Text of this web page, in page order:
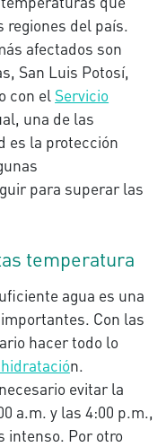
regiones del país.
afectados son
San Luis Potosí,
con el Servicio
una de las
es la protección
para superar las
temperatura
agua es una
Con las
hacer todo lo
n.
evitar la
a.m. y las 4:00 p.m.,
intenso. Por otro